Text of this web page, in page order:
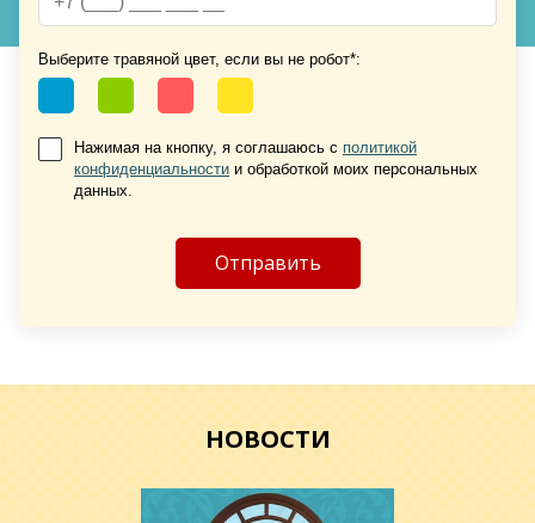
Хочу такую
Хочу такую
Хочу такую
Выберите травяной цвет, если вы не робот*:
Нажимая на кнопку, я соглашаюсь с политикой
конфиденциальности и обработкой моих персональных
данных.
НОВОСТИ